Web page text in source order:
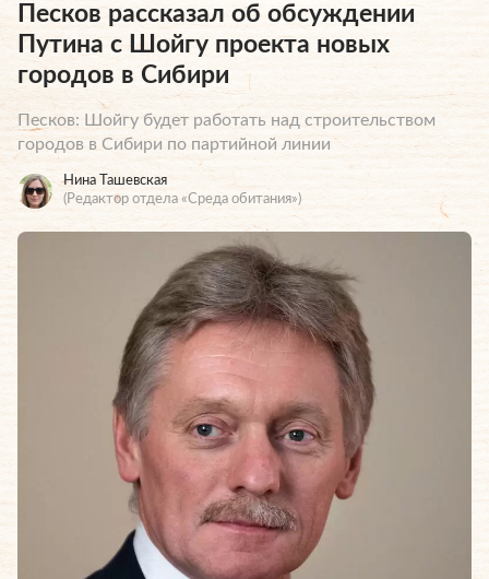
Песков рассказал об обсуждении
Путина с Шойгу проекта новых
городов в Сибири
Песков: Шойгу будет работать над строительством
городов в Сибири по партийной линии
Нина Ташевская
(Редактор отдела «Среда обитания»)